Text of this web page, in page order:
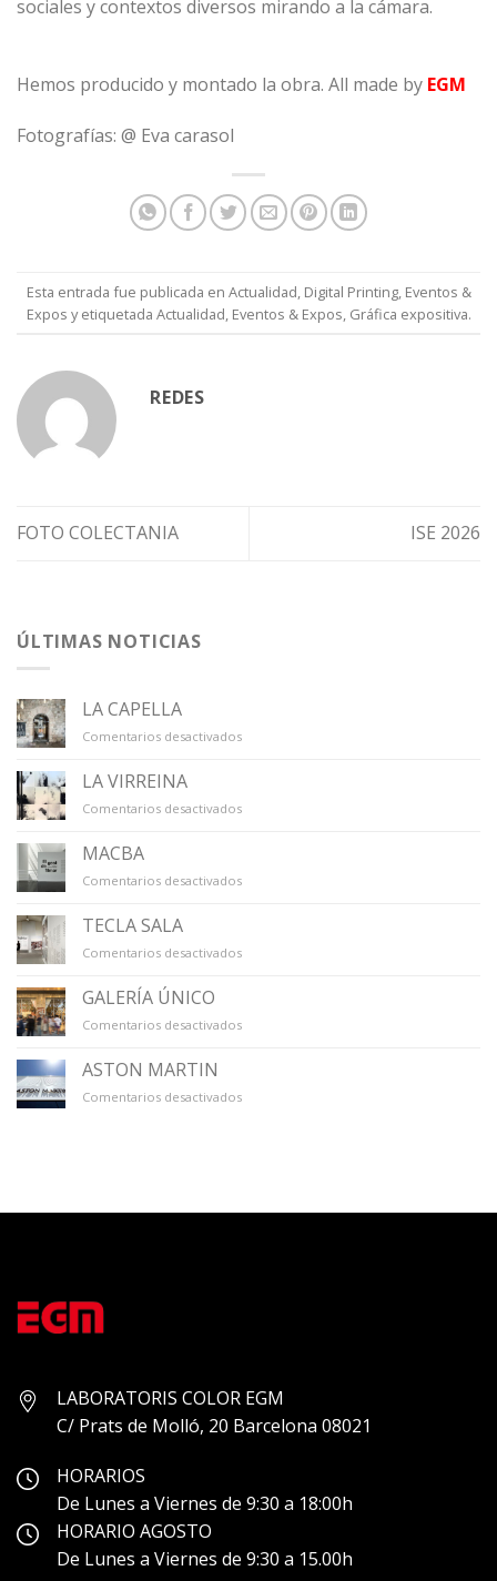
sociales y contextos diversos mirando a la cámara.
Hemos producido y montado la obra. All made by EGM
Fotografías: @ Eva carasol
Esta entrada fue publicada en Actualidad, Digital Printing, Eventos &
Expos y etiquetada Actualidad, Eventos & Expos, Gráfica expositiva.
REDES
FOTO COLECTANIA ISE 2026
ÚLTIMAS NOTICIAS
LA CAPELLA
Comentarios desactivadosen
LA VIRREINA
Comentarios desactivadosen
MACBA
Comentarios desactivadosen
TECLA SALA
Comentarios desactivadosen
GALERÍA ÚNICO
Comentarios desactivadosen
ASTON MARTIN
Comentarios desactivadosen
LABORATORIS COLOR EGM
C/ Prats de Molló, 20 Barcelona 08021
HORARIOS
De Lunes a Viernes de 9:30 a 18:00h
HORARIO AGOSTO
De Lunes a Viernes de 9:30 a 15.00h